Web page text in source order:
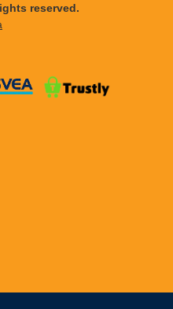
reserved.